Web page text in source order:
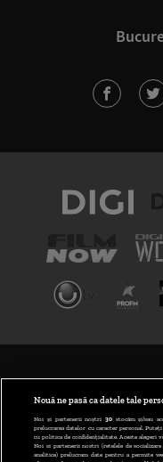
Nouă ne pasă ca datele tale
Noi și partenerii noștri 30stocăm și/sau
prelucrarea datelor cu caracter personal.
cu politica de confidențialitate. Aceste alegeri
Noi si partenerii nostri (retelele de
analitice) prelucram date pentru a permite